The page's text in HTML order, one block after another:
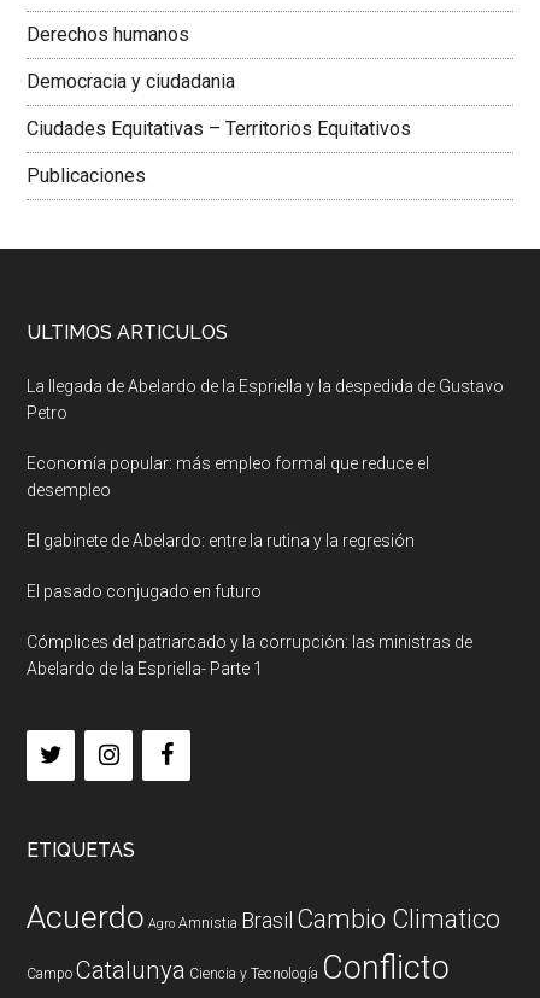
Derechos humanos
Democracia y ciudadania
Ciudades Equitativas – Territorios Equitativos
Publicaciones
ULTIMOS ARTICULOS
La llegada de Abelardo de la Espriella y la despedida de Gustavo
Petro
Economía popular: más empleo formal que reduce el
desempleo
El gabinete de Abelardo: entre la rutina y la regresión
El pasado conjugado en futuro
Cómplices del patriarcado y la corrupción: las ministras de
Abelardo de la Espriella- Parte 1
ETIQUETAS
Acuerdo Agro Amnistia Brasil Cambio Climatico
Campo Catalunya Ciencia y Tecnología Conflicto